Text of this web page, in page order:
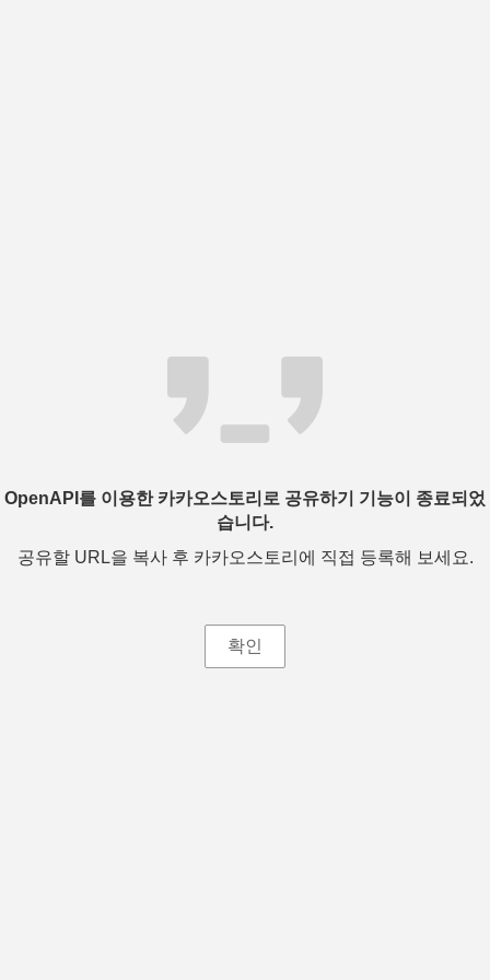
OpenAPI를 이용한 카카오스토리로 공유하기 기능이 종료되었
습니다.
공유할 URL을 복사 후 카카오스토리에 직접 등록해 보세요.
확인